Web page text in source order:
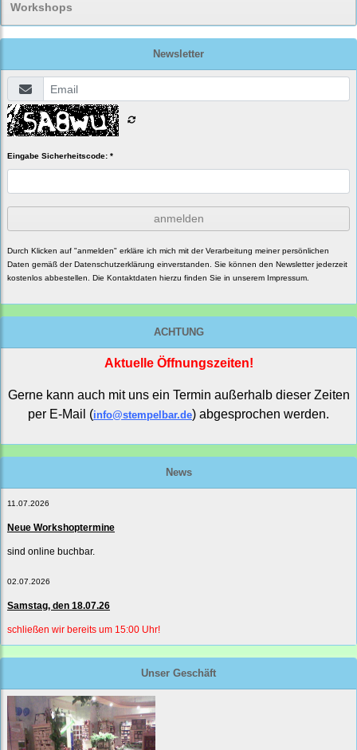
Workshops
Newsletter
Eingabe Sicherheitscode: *
anmelden
Durch Klicken auf "anmelden" erkläre ich mich mit der Verarbeitung meiner persönlichen
Daten gemäß der Datenschutzerklärung einverstanden. Sie können den Newsletter jederzeit
kostenlos abbestellen. Die Kontaktdaten hierzu finden Sie in unserem Impressum.
ACHTUNG
Aktuelle Öffnungszeiten!
Gerne kann auch mit uns ein Termin außerhalb dieser Zeiten
per E-Mail (info@stempelbar.de) abgesprochen werden.
News
11.07.2026
Neue Workshoptermine
sind online buchbar.
02.07.2026
Samstag, den 18.07.26
schließen wir bereits um 15:00 Uhr!
Unser Geschäft